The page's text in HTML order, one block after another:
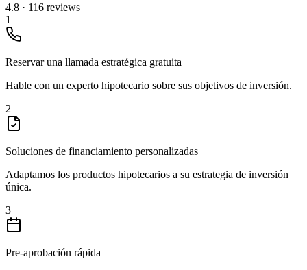
4.8 · 116 reviews
1
Reservar una llamada estratégica gratuita
Hable con un experto hipotecario sobre sus objetivos de inversión.
2
Soluciones de financiamiento personalizadas
Adaptamos los productos hipotecarios a su estrategia de inversión
única.
3
Pre-aprobación rápida